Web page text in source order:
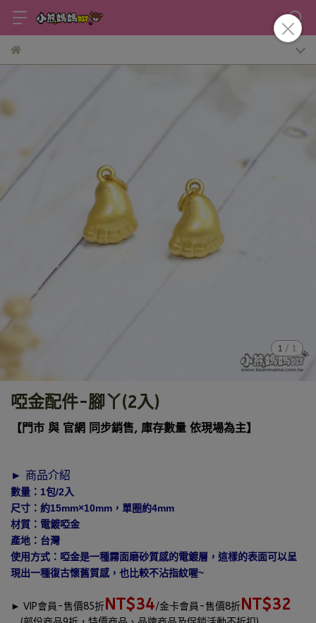
1 / 1
啞金配件-腳丫(2入)
【門市 與 官網 同步銷售, 庫存數量 依現場為主】
► 商品介紹
數量：1包/2入
尺寸：約15mm×10mm，單圈約4mm
材質：電鍍啞金
產地：台灣
使用方式：啞金是一種霧面磨砂質感的電鍍層，這樣的表面可以呈
現出一種復古懷舊質感，也比較不沾指紋喔~
► VIP會員-售價85折 NT$34/金卡會員-售價8折 NT$32